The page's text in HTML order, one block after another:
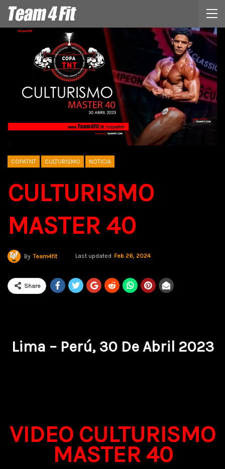
COPATNT CULTURISMO NOTICIA
CULTURISMO
MASTER 40
By Team4fit Last updated Feb 26, 2024
Share
Lima – Perú, 30 De Abril 2023
VIDEO CULTURISMO
MASTER 40